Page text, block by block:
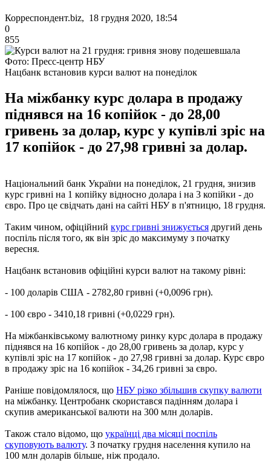
Корреспондент.biz, 18 грудня 2020, 18:54
0
855
Фото: Пресс-центр НБУ
Нацбанк встановив курси валют на понеділок
На міжбанку курс долара в продажу
піднявся на 16 копійок - до 28,00
гривень за долар, курс у купівлі зріс на
17 копійок - до 27,98 гривні за долар.
Національний банк України на понеділок, 21 грудня, знизив
курс гривні на 1 копійку відносно долара і на 3 копійки - до
євро. Про це свідчать дані на сайті НБУ в п'ятницю, 18 грудня.
Таким чином, офіційний курс гривні знижується другий день
поспіль після того, як він зріс до максимуму з початку
вересня.
Нацбанк встановив офіційні курси валют на такому рівні:
- 100 доларів США - 2782,80 гривні (+0,0096 грн).
- 100 євро - 3410,18 гривні (+0,0229 грн).
На міжбанківському валютному ринку курс долара в продажу
піднявся на 16 копійок - до 28,00 гривень за долар, курс у
купівлі зріс на 17 копійок - до 27,98 гривні за долар. Курс євро
в продажу зріс на 16 копійок - 34,26 гривні за євро.
Раніше повідомлялося, що НБУ різко збільшив скупку валюти
на міжбанку. Центробанк скористався падінням долара і
скупив американської валюти на 300 млн доларів.
Також стало відомо, що українці два місяці поспіль
скуповують валюту. З початку грудня населення купило на
100 млн доларів більше, ніж продало.